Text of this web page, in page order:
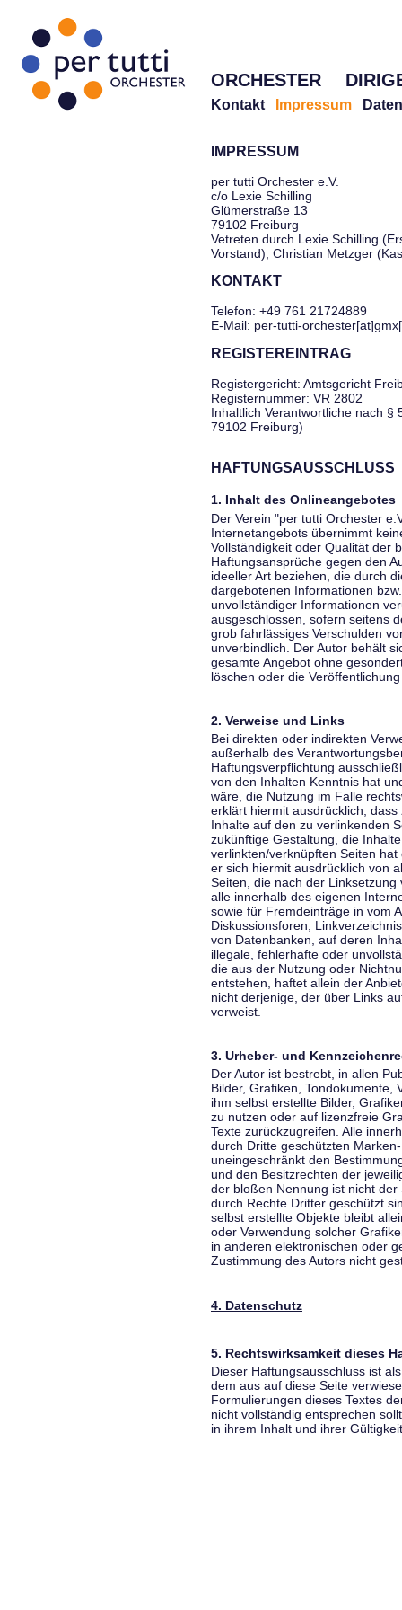
ORCHESTER
Kontakt Impressum
IMPRESSUM
per tutti Orchester e.V.
c/o Lexie Schilling
Glümerstraße 13
79102 Freiburg
Vetreten durch Lexie Schilling
Vorstand), Christian Metzger
KONTAKT
Telefon: +49 761 21724889
E-Mail: per-tutti-
REGISTEREINTRAG
Registergericht: Amtsgericht
Registernummer: VR 2802
Inhaltlich Verantwortliche nach §
79102 Freiburg)
HAFTUNGSAUSSCHLUSS
1. Inhalt des Onlineangebotes
Der Verein "per tutti Orchester
Internetangebots übernimmt
Vollständigkeit oder Qualität der
Haftungsansprüche gegen den
ideeller Art beziehen, die durch
dargebotenen Informationen
unvollständiger Informationen
ausgeschlossen, sofern seitens
grob fahrlässiges Verschulden
unverbindlich. Der Autor behält
gesamte Angebot ohne
löschen oder die
2. Verweise und Links
Bei direkten oder indirekten
außerhalb des
Haftungsverpflichtung
von den Inhalten Kenntnis hat
wäre, die Nutzung im Falle
erklärt hiermit ausdrücklich,
Inhalte auf den zu verlinkenden
zukünftige Gestaltung, die
verlinkten/verknüpften Seiten
er sich hiermit ausdrücklich von
Seiten, die nach der
alle innerhalb des eigenen
sowie für Fremdeinträge in vom
Diskussionsforen,
von Datenbanken, auf deren
illegale, fehlerhafte oder
die aus der Nutzung oder
entstehen, haftet allein der
nicht derjenige, der über Links
verweist.
3. Urheber- und
Der Autor ist bestrebt, in allen
Bilder, Grafiken, Tondokumente,
ihm selbst erstellte Bilder,
zu nutzen oder auf lizenzfreie
Texte zurückzugreifen. Alle
durch Dritte geschützten
uneingeschränkt den
und den Besitzrechten der
der bloßen Nennung ist nicht
durch Rechte Dritter geschützt
selbst erstellte Objekte bleibt
oder Verwendung solcher
in anderen elektronischen oder
Zustimmung des Autors nicht
4. Datenschutz
5. Rechtswirksamkeit dieses
Dieser Haftungsausschluss ist
dem aus auf diese Seite
Formulierungen dieses Textes
nicht vollständig entsprechen
in ihrem Inhalt und ihrer